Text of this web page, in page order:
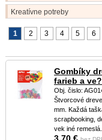
Kreatívne potreby
1 2 3 4 5 6
Gombíky
farieb a
Obj. čislo:
Štvorcové
mm. Každá
scrapbooking,
vek iné remeslá.